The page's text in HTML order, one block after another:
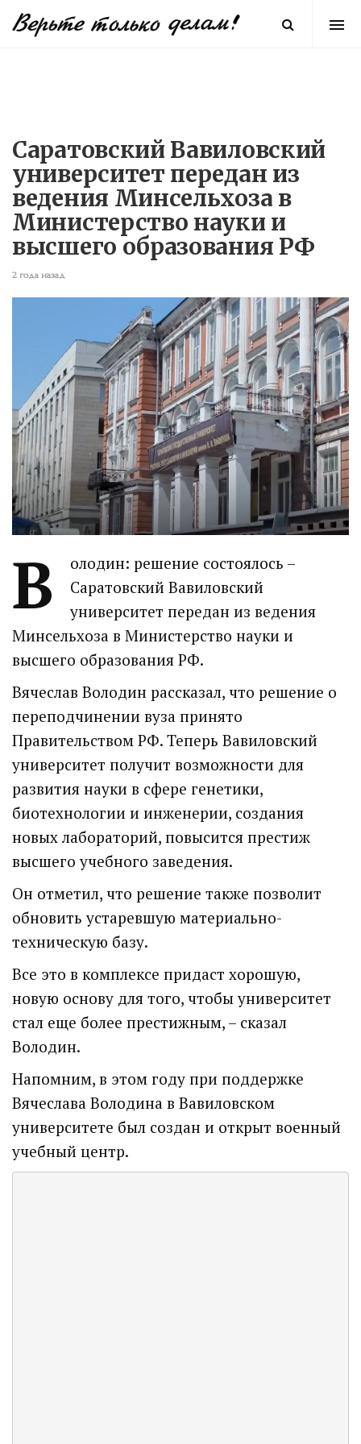
Саратовский Вавиловский
университет передан из
ведения Минсельхоза в
Министерство науки и
высшего образования РФ
2 года назад
В
олодин: решение состоялось –
Саратовский Вавиловский
университет передан из ведения
Минсельхоза в Министерство науки и
высшего образования РФ.
Вячеслав Володин рассказал, что решение о
переподчинении вуза принято
Правительством РФ. Теперь Вавиловский
университет получит возможности для
развития науки в сфере генетики,
биотехнологии и инженерии, создания
новых лабораторий, повысится престиж
высшего учебного заведения.
Он отметил, что решение также позволит
обновить устаревшую материально-
техническую базу.
Все это в комплексе придаст хорошую,
новую основу для того, чтобы университет
стал еще более престижным, – сказал
Володин.
Напомним, в этом году при поддержке
Вячеслава Володина в Вавиловском
университете был создан и открыт военный
учебный центр.